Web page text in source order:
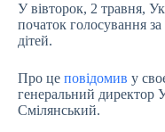
У вівторок, 2 травня,
початок голосування
дітей.
Про це повідомив у
генеральний директор
Смілянський.